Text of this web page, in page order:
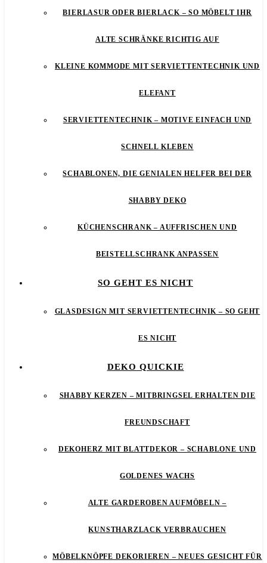
BIERLASUR ODER BIERLACK – SO MÖBELT IHR
ALTE SCHRÄNKE RICHTIG AUF
KLEINE KOMMODE MIT SERVIETTENTECHNIK UND
ELEFANT
SERVIETTENTECHNIK – MOTIVE EINFACH UND
SCHNELL KLEBEN
SCHABLONEN, DIE GENIALEN HELFER BEI DER
SHABBY DEKO
KÜCHENSCHRANK – AUFFRISCHEN UND
BEISTELLSCHRANK ANPASSEN
SO GEHT ES NICHT
GLASDESIGN MIT SERVIETTENTECHNIK – SO GEHT
ES NICHT
DEKO QUICKIE
SHABBY KERZEN – MITBRINGSEL ERHALTEN DIE
FREUNDSCHAFT
DEKOHERZ MIT BLATTDEKOR – SCHABLONE UND
GOLDENES WACHS
ALTE GARDEROBEN AUFMÖBELN –
KUNSTHARZLACK VERBRAUCHEN
MÖBELKNÖPFE DEKORIEREN – NEUES GESICHT FÜR